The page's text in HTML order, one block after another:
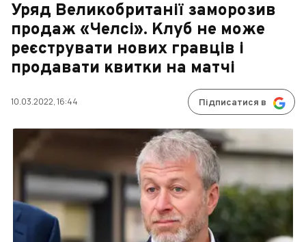
Уряд Великобританії заморозив
продаж «Челсі». Клуб не може
реєструвати нових гравців і
продавати квитки на матчі
10.03.2022, 16:44 Підписатися в